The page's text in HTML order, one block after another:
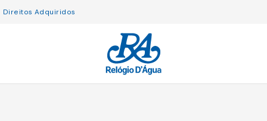
Direitos Adquiridos